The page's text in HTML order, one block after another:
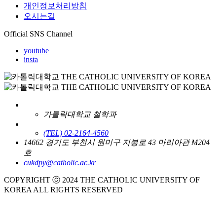
개인정보처리방침
오시는길
Official SNS Channel
youtube
insta
가톨릭대학교 철학과
(TEL) 02-2164-4560
14662 경기도 부천시 원미구 지봉로 43 마리아관 M204
호
cukdpy@catholic.ac.kr
COPYRIGHT ⓒ 2024 THE CATHOLIC UNIVERSITY OF
KOREA ALL RIGHTS RESERVED